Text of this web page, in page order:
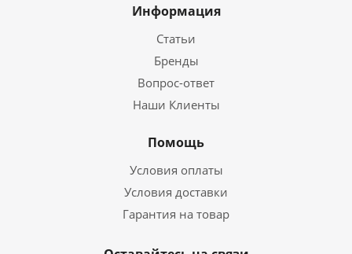
Информация
Статьи
Бренды
Вопрос-ответ
Наши Клиенты
Помощь
Условия оплаты
Условия доставки
Гарантия на товар